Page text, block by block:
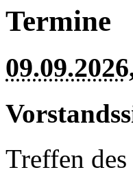
Termine
Treffen